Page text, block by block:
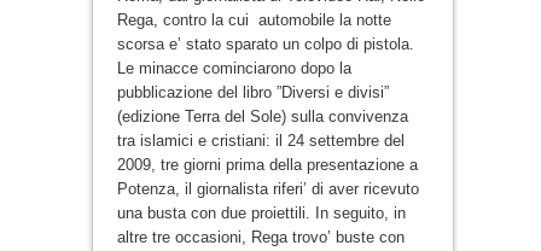
Rega, contro la cui automobile la notte
scorsa e’ stato sparato un colpo di pistola.
Le minacce cominciarono dopo la
pubblicazione del libro ”Diversi e divisi”
(edizione Terra del Sole) sulla convivenza
tra islamici e cristiani: il 24 settembre del
2009, tre giorni prima della presentazione a
Potenza, il giornalista riferi’ di aver ricevuto
una busta con due proiettili. In seguito, in
altre tre occasioni, Rega trovo’ buste con